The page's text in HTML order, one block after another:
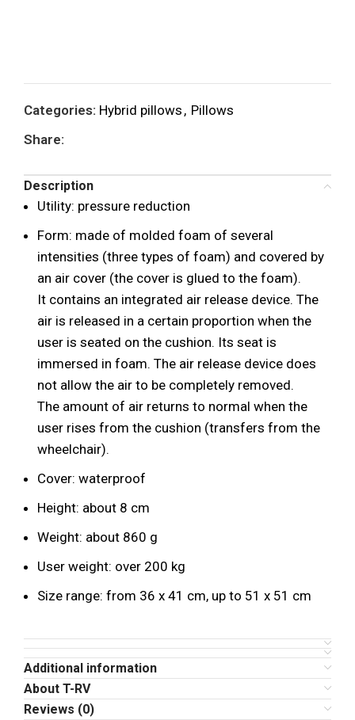
Categories: Hybrid pillows , Pillows
Share:
Description
Utility: pressure reduction
Form: made of molded foam of several
intensities (three types of foam) and covered by
an air cover (the cover is glued to the foam).
It contains an integrated air release device. The
air is released in a certain proportion when the
user is seated on the cushion. Its seat is
immersed in foam. The air release device does
not allow the air to be completely removed.
The amount of air returns to normal when the
user rises from the cushion (transfers from the
wheelchair).
Cover: waterproof
Height: about 8 cm
Weight: about 860 g
User weight: over 200 kg
Size range: from 36 x 41 cm, up to 51 x 51 cm
Additional information
About T-RV
Reviews (0)